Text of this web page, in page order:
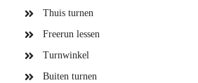
Thuis turnen
Freerun lessen
Turnwinkel
Buiten turnen